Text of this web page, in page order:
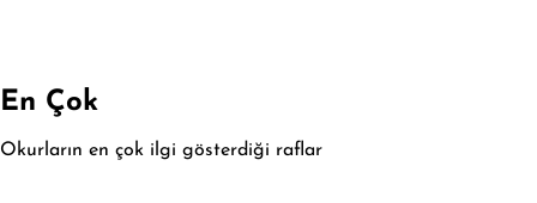
En Çok
Okurların en çok ilgi gösterdiği raflar